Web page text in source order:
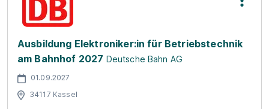
Ausbildung Elektroniker:in für Betriebstechnik
am Bahnhof 2027 Deutsche Bahn AG
01.09.2027
34117 Kassel